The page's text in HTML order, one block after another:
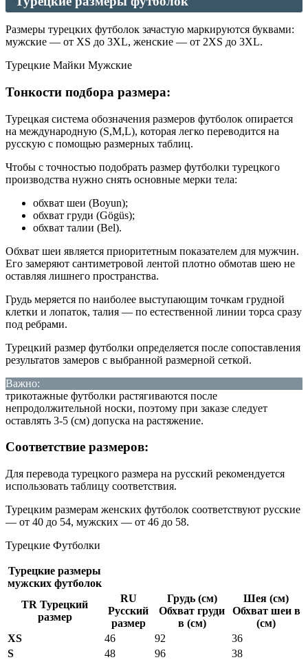
Размеры турецких футболок зачастую маркируются буквами:
мужские — от XS до 3XL, женские — от 2XS до 3XL.
Турецкие Майки Мужские
Тонкости подбора размера:
Турецкая система обозначения размеров футболок опирается
на международную (S,M,L), которая легко переводится на
русскую с помощью размерных таблиц.
Чтобы с точностью подобрать размер футболки турецкого
производства нужно снять основные мерки тела:
обхват шеи (Boyun);
обхват груди (Gögüs);
обхват талии (Bel).
Обхват шеи является приоритетным показателем для мужчин.
Его замеряют сантиметровой лентой плотно обмотав шею не
оставляя лишнего пространства.
Грудь меряется по наиболее выступающим точкам грудной
клетки и лопаток, талия — по естественной линии торса сразу
под ребрами.
Турецкий размер футболки определяется после сопоставления
результатов замеров с выбранной размерной сеткой.
Важно:
трикотажные футболки растягиваются после
непродолжительной носки, поэтому при заказе следует
оставлять 3-5 (см) допуска на растяжение.
Соответствие размеров:
Для перевода турецкого размера на русский рекомендуется
использовать таблицу соответствия.
Турецким размерам женских футболок соответствуют русские
— от 40 до 54, мужских — от 46 до 58.
Турецкие Футболки
Турецкие размеры
мужских футболок
TR Турецкий
размер
RU
Русский
размер
Грудь (см)
Обхват груди
в (см)
Шея (см)
Обхват шеи в
(см)
XS
46 92
36
S
48 96
38